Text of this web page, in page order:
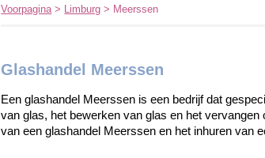
Voorpagina> Limburg > Meerssen
Glashandel Meerssen
Een glashandel Meerssen is een bedrijf dat
van glas, het bewerken van glas en het
van een glashandel Meerssen en het inhuren van